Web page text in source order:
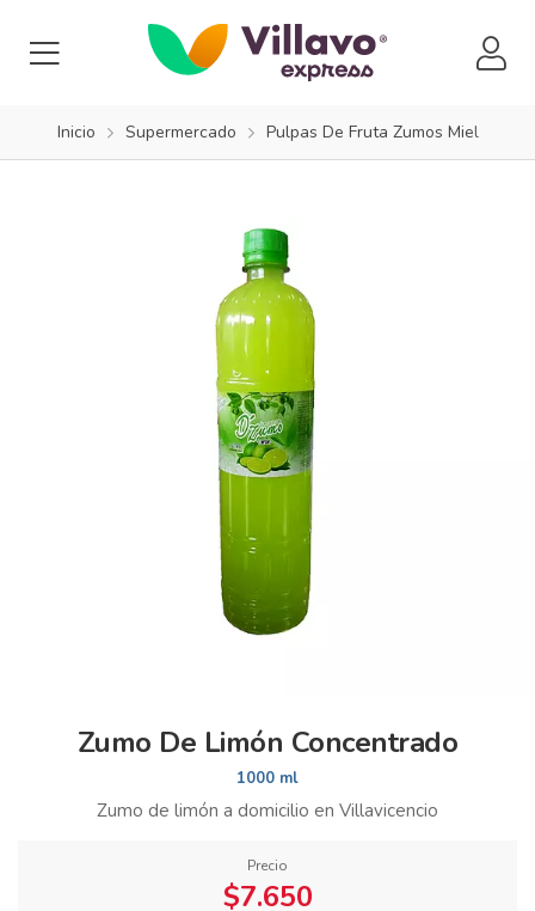
Inicio Supermercado Pulpas De Fruta Zumos Miel
Zumo De Limón Concentrado
1000 ml
Zumo de limón a domicilio en Villavicencio
Precio
$7.650